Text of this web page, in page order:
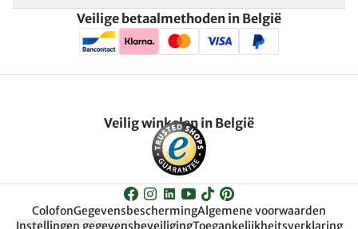
Veilige betaalmethoden in België
Veilig winkelen in België
ColofonGegevensbeschermingAlgemene voorwaarden
Instellingen gegevensbeveiligingToegankelijkheitsverklaring